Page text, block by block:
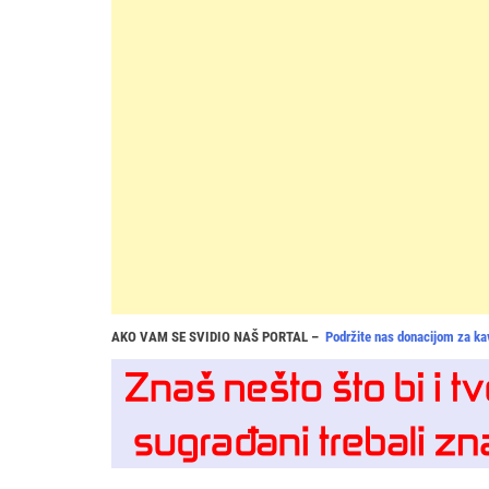
AKO VAM SE SVIDIO NAŠ PORTAL – Podržite nas donacijom za